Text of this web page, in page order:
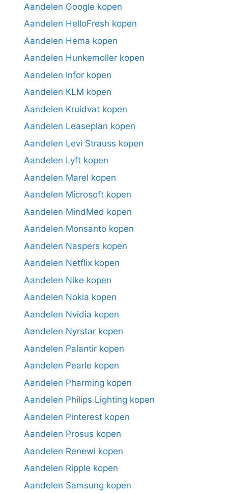
Aandelen Google kopen
Aandelen HelloFresh kopen
Aandelen Hema kopen
Aandelen Hunkemoller kopen
Aandelen Infor kopen
Aandelen KLM kopen
Aandelen Kruidvat kopen
Aandelen Leaseplan kopen
Aandelen Levi Strauss kopen
Aandelen Lyft kopen
Aandelen Marel kopen
Aandelen Microsoft kopen
Aandelen MindMed kopen
Aandelen Monsanto kopen
Aandelen Naspers kopen
Aandelen Netflix kopen
Aandelen Nike kopen
Aandelen Nokia kopen
Aandelen Nvidia kopen
Aandelen Nyrstar kopen
Aandelen Palantir kopen
Aandelen Pearle kopen
Aandelen Pharming kopen
Aandelen Philips Lighting kopen
Aandelen Pinterest kopen
Aandelen Prosus kopen
Aandelen Renewi kopen
Aandelen Ripple kopen
Aandelen Samsung kopen